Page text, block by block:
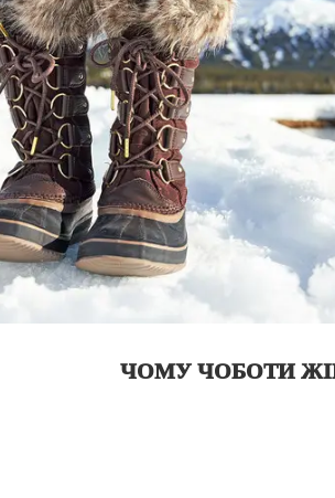
ЧОМУ ЧОБОТИ